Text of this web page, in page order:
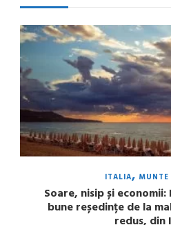
ITALIA MUNTE
Soare, nisip și
bune reședințe de la